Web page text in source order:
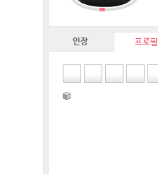
인장 프로필